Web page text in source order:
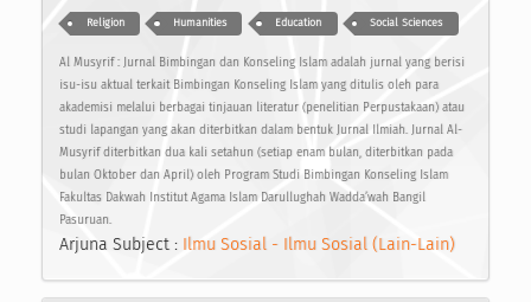
Religion Humanities Education Social Sciences
Al Musyrif : Jurnal Bimbingan dan Konseling Islam adalah jurnal yang berisi
isu-isu aktual terkait Bimbingan Konseling Islam yang ditulis oleh para
akademisi melalui berbagai tinjauan literatur (penelitian Perpustakaan) atau
studi lapangan yang akan diterbitkan dalam bentuk Jurnal Ilmiah. Jurnal Al-
Musyrif diterbitkan dua kali setahun (setiap enam bulan, diterbitkan pada
bulan Oktober dan April) oleh Program Studi Bimbingan Konseling Islam
Fakultas Dakwah Institut Agama Islam Darullughah Wadda’wah Bangil
Pasuruan.
Arjuna Subject : Ilmu Sosial - Ilmu Sosial (Lain-Lain)